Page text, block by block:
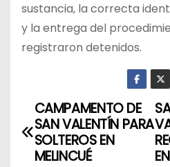
sustancia, la correcta
y la entrega del
registraron detenidos.
N
a
CAMPAMENTO DE
SAN VALENTÍN PARA
SOLTEROS EN
MELINCUÉ